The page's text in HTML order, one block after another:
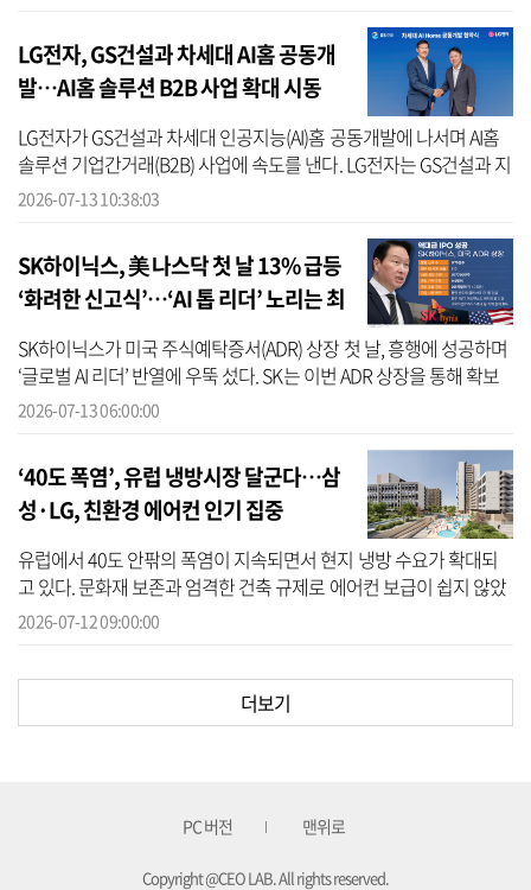
LG전자, GS건설과 차세대 AI홈 공동개
발…AI홈 솔루션 B2B 사업 확대 시동
LG전자가 GS건설과 차세대 인공지능(AI)홈 공동개발에 나서며 AI홈
솔루션 기업간거래(B2B) 사업에 속도를 낸다. LG전자는 GS건설과 지
난 10일 서울 종로구 그랑서울 빌딩에서 차세대 AI홈 공동개발을 위
2026-07-13 10:38:03
SK하이닉스, 美 나스닥 첫 날 13% 급등
‘화려한 신고식’…‘AI 톱 리더’ 노리는 최
태원 “美 반도체 공장 검토”
SK하이닉스가 미국 주식예탁증서(ADR) 상장 첫 날, 흥행에 성공하며
‘글로벌 AI 리더’ 반열에 우뚝 섰다. SK는 이번 ADR 상장을 통해 확보
한 40조원의 자금을 차세대 AI 메모리 역량을 제고하는 데 쏟아 붓는
2026-07-13 06:00:00
‘40도 폭염’, 유럽 냉방시장 달군다…삼
성·LG, 친환경 에어컨 인기 집중
유럽에서 40도 안팎의 폭염이 지속되면서 현지 냉방 수요가 확대되
고 있다. 문화재 보존과 엄격한 건축 규제로 에어컨 보급이 쉽지 않았
던 유럽이 글로벌 냉난방공조(HVAC) 업계의 핵심 격전지로 떠오르면
2026-07-12 09:00:00
더보기
PC 버전 맨위로
Copyright @CEO LAB. All rights reserved.